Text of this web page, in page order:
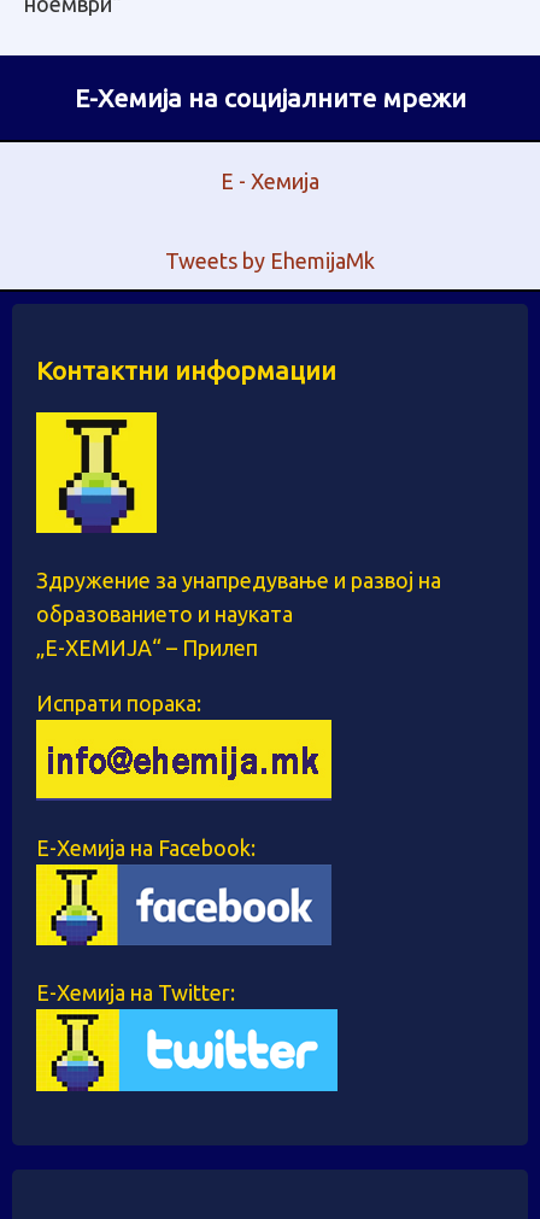
Е-Хемија на социјалните мрежи
Е - Хемија
Tweets by EhemijaMk
Контактни информации
Здружение за унапредување и развој на
образованието и науката
„Е-ХЕМИЈА“ – Прилеп
Испрати порака:
Е-Хемија на Facebook:
Е-Хемија на Twitter: